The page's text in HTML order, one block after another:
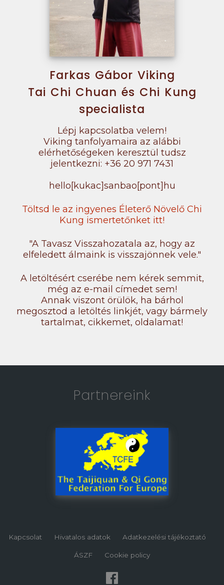
Farkas Gábor Viking
Tai Chi Chuan és Chi Kung
specialista
Lépj kapcsolatba velem!
Viking tanfolyamaira az alábbi
elérhetőségeken keresztül tudsz
jelentkezni: +36 20 971 7431
hello[kukac]sanbao[pont]hu
Töltsd le az ingyenes Életerő Növelő Chi
Kung ismertetőnket itt!
"A Tavasz Visszahozatala az, hogy az
elfeledett álmaink is visszajönnek vele."
A letöltésért cserébe nem kérek semmit,
még az e-mail címedet sem!
Annak viszont örülök, ha bárhol
megosztod a letöltés linkjét, vagy bármely
tartalmat, cikkemet, oldalamat!
Partnereink
Kapcsolat Hivatalos adatok Adatkezelési tájékoztató
ÁSZF Cookie policy